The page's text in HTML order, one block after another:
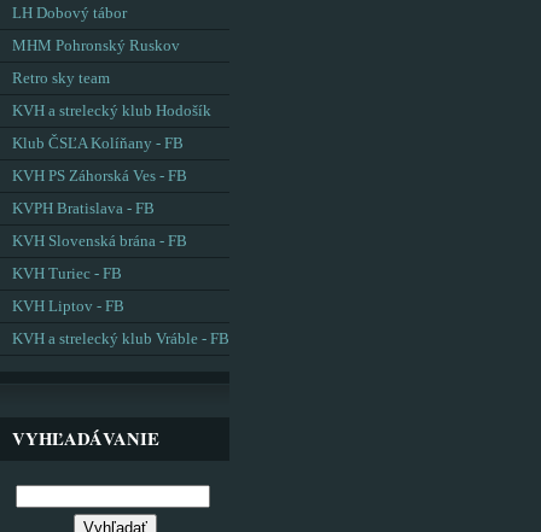
LH Dobový tábor
MHM Pohronský Ruskov
Retro sky team
KVH a strelecký klub Hodošík
Klub ČSĽA Kolíňany - FB
KVH PS Záhorská Ves - FB
KVPH Bratislava - FB
KVH Slovenská brána - FB
KVH Turiec - FB
KVH Liptov - FB
KVH a strelecký klub Vráble - FB
VYHĽADÁVANIE